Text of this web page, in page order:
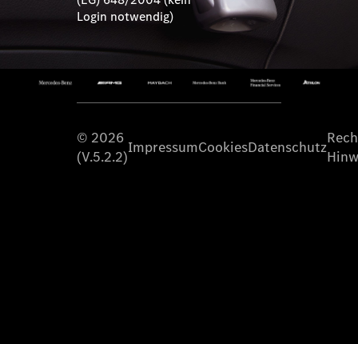
Login notwendig)
© 2026
(V.5.2.2)ImpressumCookiesDatenschutz